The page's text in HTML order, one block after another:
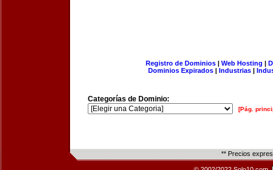
Registro de Dominios| Web Hosting |
Dominios Expirados | Industrias |
Categorías de Dominio:
[Pág.
** Precios